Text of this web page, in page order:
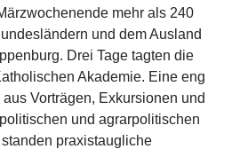
mehr als 240
und dem Ausland
Drei Tage tagten die
Akademie. Eine eng
Vorträgen, Exkursionen und
und agrarpolitischen
praxistaugliche